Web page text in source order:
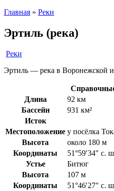
Главная » Реки
Эртиль (река)
Реки
Эртиль — река в Воронежской
Длина
92 км
Бассейн
931 км²
Исток
Местоположение у посёлка
Высота
около 180 м
Координаты
51°59′34″ с.
Устье
Битюг
Высота
107 м
Координаты
51°46′27″ с.